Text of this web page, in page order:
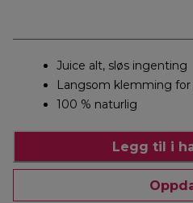
Juice alt, sløs ingenting
Langsom klemming
100 % naturlig
Legg til i